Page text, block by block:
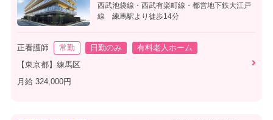
西武池袋線・西武有楽町線・都営地下鉄大江戸
線 練馬駅より徒歩14分
正看護師 常勤 日勤のみ
有料老人ホーム
【東京都】練馬区
月給 324,000円